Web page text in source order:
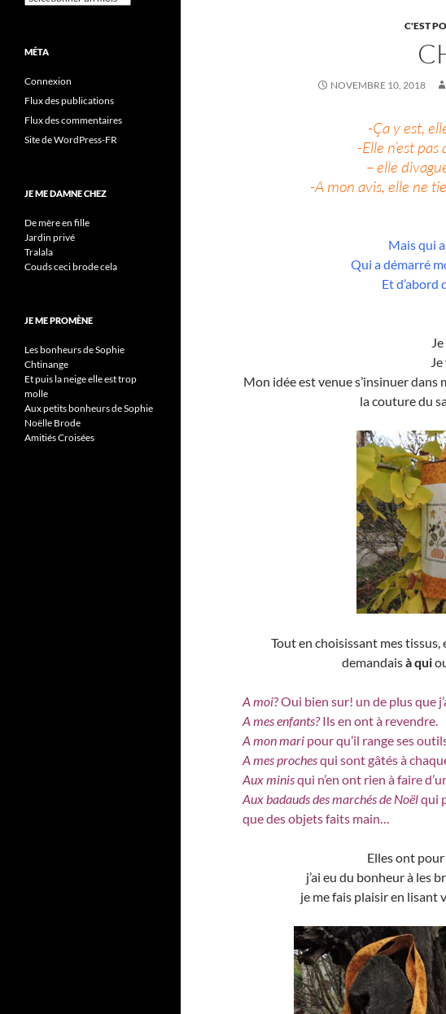
C'EST
NOVEMBRE 10, 2018
-Ça y est,
-Elle n’est
– elle
-A mon avis, elle ne
Mais qui
Qui a démarré
Et d’abord
Mon idée est venue s’insinuer
la couture du
Tout en choisissant mes
demandaisà qui
A moi? Oui bien sur! un de plus que
A mes enfants?Ils en ont à revendre.
A mon maripour qu’il range ses
A mes prochesqui sont gâtés à
Aux minisqui n’en ont rien à faire
Aux badauds des marchés de Noëlqui
que des objets faits main…
Elles ont
j’ai eu du bonheur à les
je me fais plaisir en lisant
MÉTA
Connexion
Flux des publications
Flux des commentaires
Site de WordPress-FR
JE ME DAMNE CHEZ
De mère en fille
Jardin privé
Tralala
Couds ceci brode cela
JE ME PROMÈNE
Les bonheurs de Sophie
Chtinange
Et puis la neige elle est trop
molle
Aux petits bonheurs de Sophie
Noëlle Brode
Amitiés Croisées